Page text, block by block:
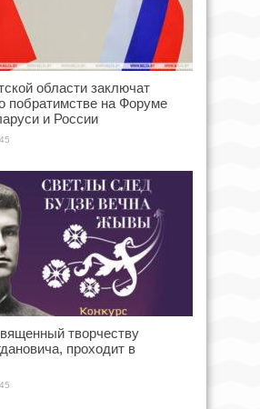
области заключат
побратимстве на Форуме
и России
творчеству
проходит в